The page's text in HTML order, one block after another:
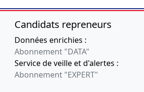
Candidats repreneurs
Données enrichies :
Abonnement "DATA"
Service de veille et d'alertes :
Abonnement "EXPERT"